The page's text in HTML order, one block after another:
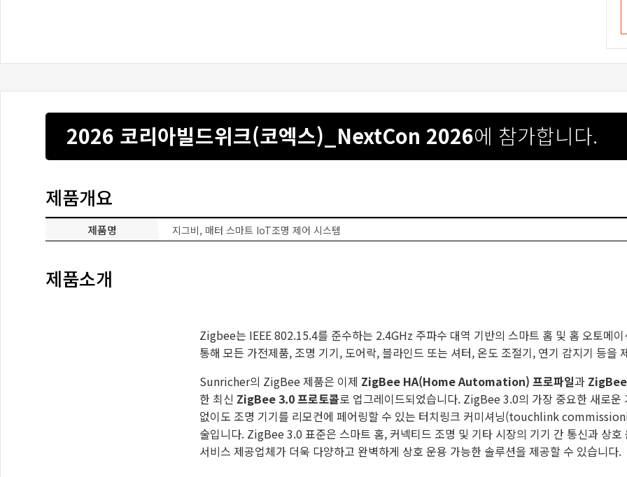
2026 코리아빌드위크(코엑스)_NextCon 2026에 참가합니다.
제품개요
제품명 지그비, 매터 스마트 IoT조명 제어 시스템
제품소개